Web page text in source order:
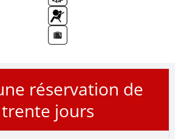
réservation de
trente jours